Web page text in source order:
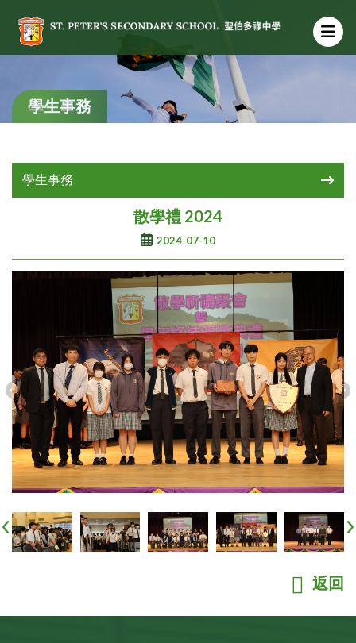
學生事務
學生事務
散學禮 2024
2024-07-10
返回